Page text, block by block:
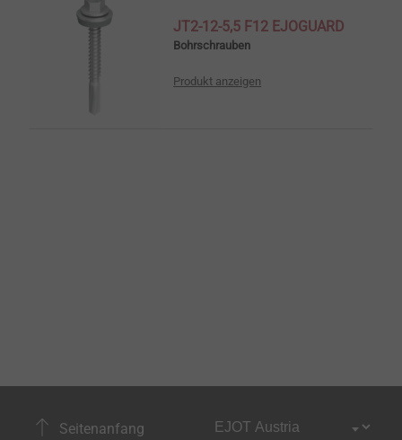
JT2-12-5,5 F12 EJOGUARD
Bohrschrauben
Produkt anzeigen
Seitenanfang